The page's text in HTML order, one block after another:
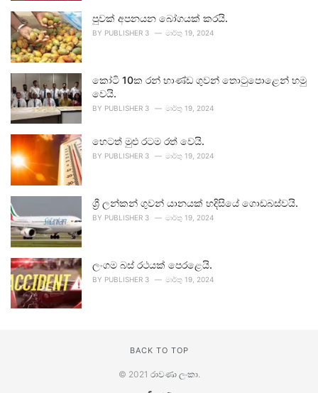
පුවක් අපනයන බෝගයක් කරයි.
BY PUBLISHER 3 මාර්තු 19, 2024
කෝටි 10ක රන් භාණ්ඩ ගුවන් තොටුපොළෙන් හමු
වෙයි.
BY PUBLISHER 3 මාර්තු 19, 2024
හෙටත් මුළු රටම රත් වෙයි.
BY PUBLISHER 3 මාර්තු 19, 2024
ශ්‍රී ලන්කන් ගුවන් යානයක් හදිසියේ ගොඩබස්වයි.
BY PUBLISHER 3 මාර්තු 19, 2024
ලංගම බස් රථයක් පෙරළෙයි.
BY PUBLISHER 3 මාර්තු 19, 2024
BACK TO TOP
© 2021 රාවණා ලංකා.